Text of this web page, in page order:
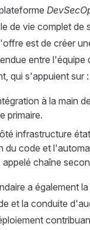
de vie complet de
est de créer
entre l'équipe
qui s'appuient sur :
à la main
primaire.
infrastructure
du code et
chaîne
a également
et la conduite